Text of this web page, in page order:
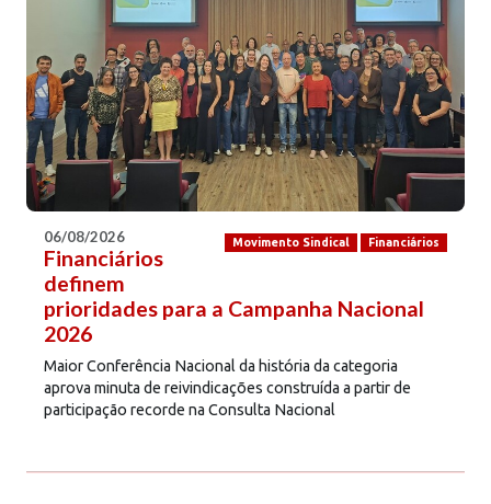
Movimento Sindical Financiários
06/08/2026
Financiários
definem
prioridades para a Campanha Nacional
2026
Maior Conferência Nacional da história da categoria
aprova minuta de reivindicações construída a partir de
participação recorde na Consulta Nacional